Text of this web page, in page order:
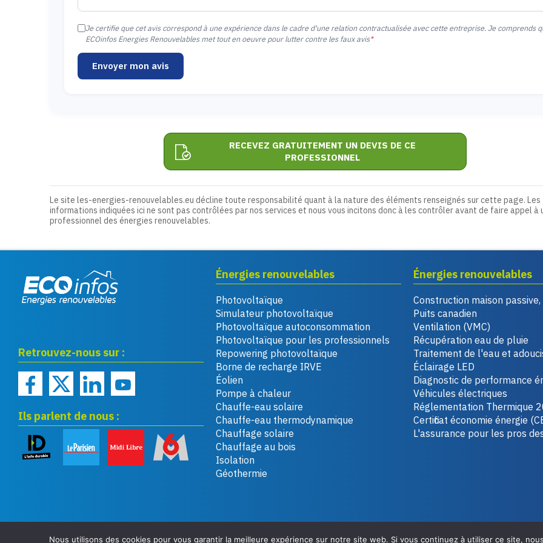
Je certifie que cet avis correspond à une expérience dans le cadre d'une relation contractualisée avec cette entreprise. Je comprends
ECOinfos Energies Renouvelables met tout en oeuvre pour lutter contre les faux avis*
Envoyer mon avis
RECEVEZ GRATUITEMENT UN DEVIS DE CE
PROFESSIONNEL
Le site les-energies-renouvelables.eu décline toute responsabilité quant à la nature des éléments renseignés sur cette page. Les
informations indiquées ici ne sont pas contrôlées par nos services et nous vous incitons donc à les contrôler avant de faire appel à
professionnel des énergies renouvelables.
Retrouvez-nous sur :
Ils parlent de nous :
Énergies renouvelables
Photovoltaïque
Simulateur photovoltaïque
Photovoltaïque autoconsommation
Photovoltaïque pour les professionnels
Repowering photovoltaïque
Borne de recharge IRVE
Éolien
Pompe à chaleur
Chauffe-eau solaire
Chauffe-eau thermodynamique
Chauffage solaire
Chauffage au bois
Isolation
Géothermie
Énergies renouvelables
Construction maison passive,
Puits canadien
Ventilation (VMC)
Récupération eau de pluie
Traitement de l'eau et
Éclairage LED
Diagnostic de performance
Véhicules électriques
Réglementation Thermique
Certificat économie énergie
L'assurance pour les pros
Nous utilisons des cookies pour vous garantir la meilleure expérience sur notre site web. Si vous continuez à utiliser ce site,